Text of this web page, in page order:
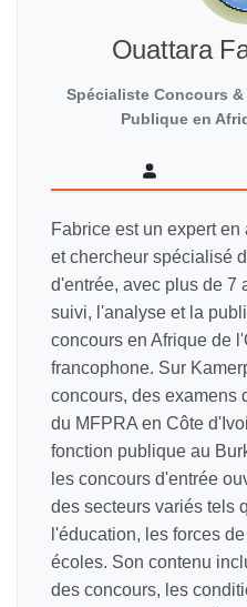
Ouattara
Spécialiste Concours
Publique en
Fabrice est un expert
et chercheur spécialisé
d'entrée, avec plus de 7
suivi, l'analyse et la
concours en Afrique de
francophone. Sur
concours, des examens
du MFPRA en Côte
fonction publique au
les concours d'entrée
des secteurs variés tels
l'éducation, les forces
écoles. Son contenu
des concours, les